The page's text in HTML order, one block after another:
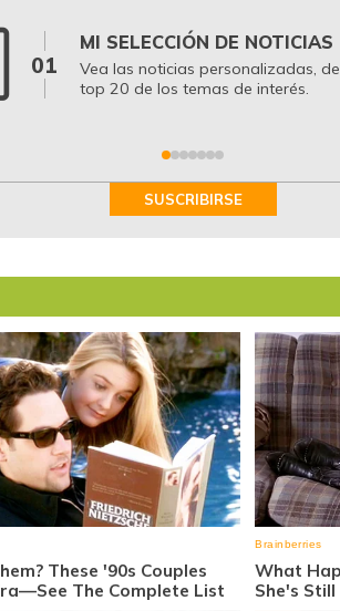
01
MI SELECCIÓN DE NOTICIAS
Vea las noticias personalizadas,
top 20 de los temas de interés.
SUSCRIBIRSE